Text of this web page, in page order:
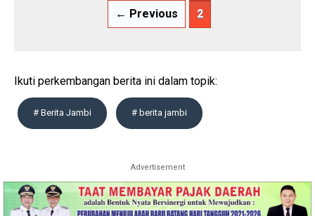
← Previous 2
Ikuti perkembangan berita ini dalam topik:
# Berita Jambi # berita jambi
Advertisement